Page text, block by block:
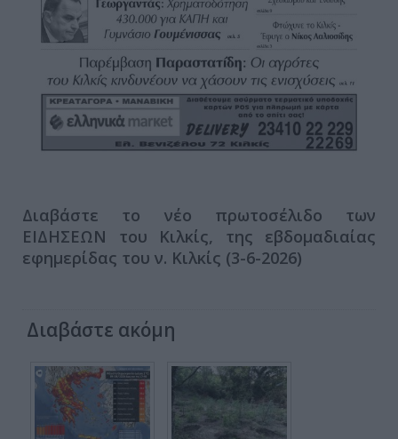
Διαβάστε το νέο πρωτοσέλιδο των
ΕΙΔΗΣΕΩΝ του Κιλκίς, της εβδομαδιαίας
εφημερίδας του ν. Κιλκίς (3-6-2026)
Διαβάστε ακόμη